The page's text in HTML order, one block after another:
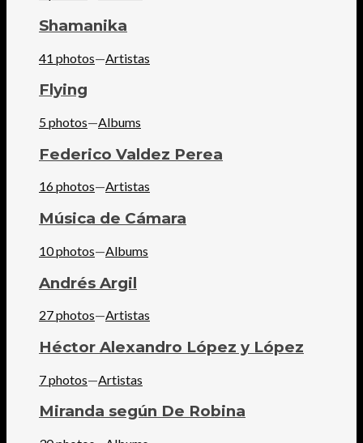
Shamanika
41 photos—Artistas
Flying
5 photos—Albums
Federico Valdez Perea
16 photos—Artistas
Música de Cámara
10 photos—Albums
Andrés Argil
27 photos—Artistas
Héctor Alexandro López y López
7 photos—Artistas
Miranda según De Robina